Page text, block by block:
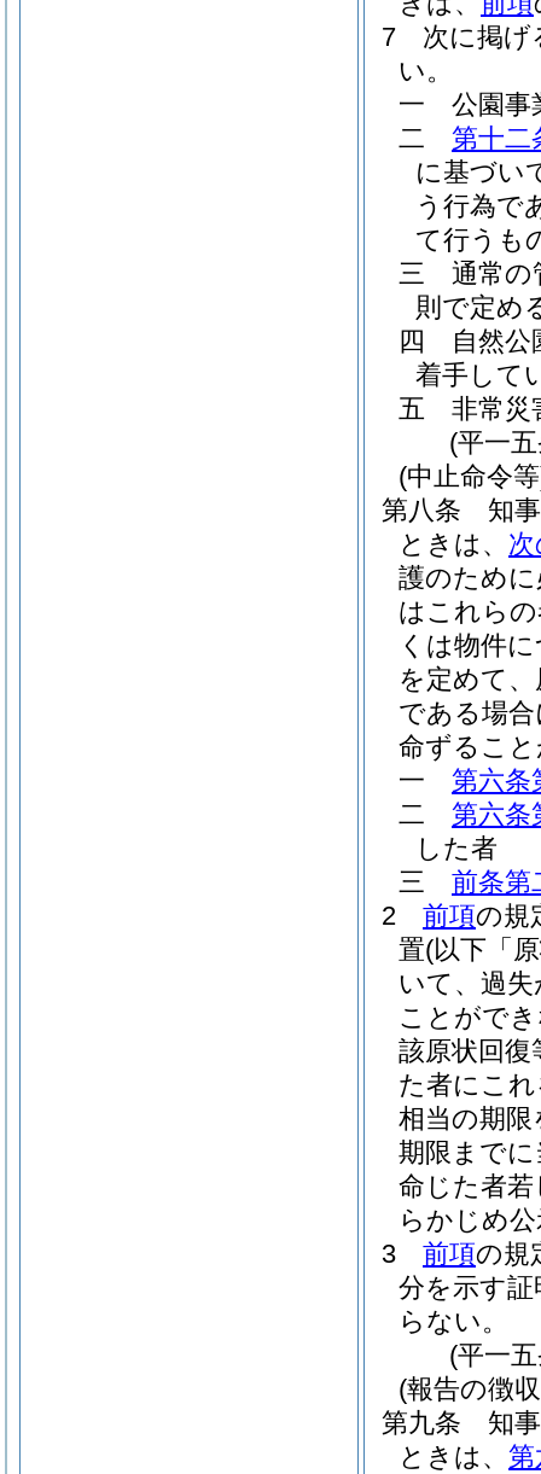
7
次に掲げ
い。
一
公園事
二
第十二
に基づい
う行為で
て行うも
三
通常の
則で定め
四
自然
着手して
五
非常災
(平一
(中止命令
第八条
知
ときは、
護のため
はこれら
くは物件
を定めて
である場
命ずるこ
一
第六条
二
第六条
した者
三
前条第
2
前項の規
置(以下「
いて、過
ことがで
該原状回
た者にこ
相当の期
期限まで
命じた者
らかじめ
3
前項の規
分を示す
らない。
(平一
(報告の徴
第九条
知
ときは、 第